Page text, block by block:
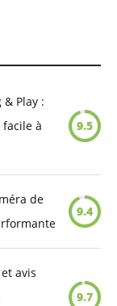
& Play :
à
9.5
de
9.4
avis
9.7